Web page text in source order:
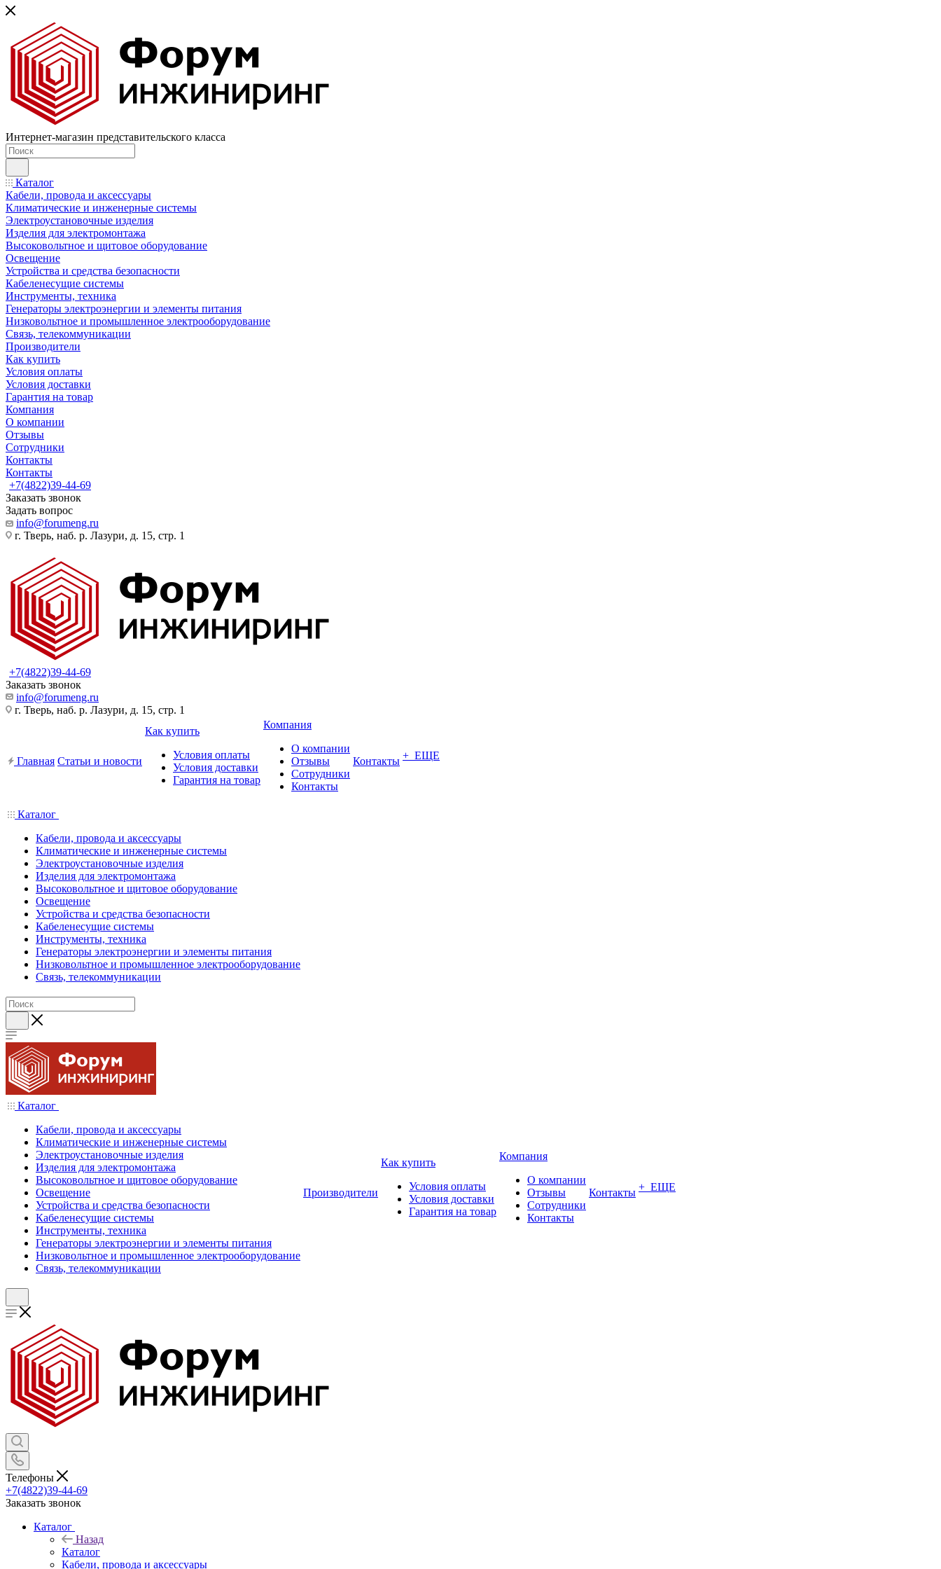
Интернет-магазин представительского класса
Каталог
Кабели, провода и аксессуары
Климатические и инженерные системы
Электроустановочные изделия
Изделия для электромонтажа
Высоковольтное и щитовое оборудование
Освещение
Устройства и средства безопасности
Кабеленесущие системы
Инструменты, техника
Генераторы электроэнергии и элементы питания
Низковольтное и промышленное электрооборудование
Связь, телекоммуникации
Производители
Как купить
Условия оплаты
Условия доставки
Гарантия на товар
Компания
О компании
Отзывы
Сотрудники
Контакты
Контакты
+7(4822)39-44-69
Заказать звонок
Задать вопрос
info@forumeng.ru
г. Тверь, наб. р. Лазури, д. 15, стр. 1
+7(4822)39-44-69
Заказать звонок
info@forumeng.ru
г. Тверь, наб. р. Лазури, д. 15, стр. 1
Главная Статьи и новости
Как купить
Условия оплаты
Условия доставки
Гарантия на товар
Компания
О компании
Отзывы
Сотрудники
Контакты
Контакты + ЕЩЕ
Каталог
Кабели, провода и аксессуары
Климатические и инженерные системы
Электроустановочные изделия
Изделия для электромонтажа
Высоковольтное и щитовое оборудование
Освещение
Устройства и средства безопасности
Кабеленесущие системы
Инструменты, техника
Генераторы электроэнергии и элементы питания
Низковольтное и промышленное электрооборудование
Связь, телекоммуникации
Каталог
Кабели, провода и аксессуары
Климатические и инженерные системы
Электроустановочные изделия
Изделия для электромонтажа
Высоковольтное и щитовое оборудование
Освещение
Устройства и средства безопасности
Кабеленесущие системы
Инструменты, техника
Генераторы электроэнергии и элементы питания
Низковольтное и промышленное электрооборудование
Связь, телекоммуникации
Производители
Как купить
Условия оплаты
Условия доставки
Гарантия на товар
Компания
О компании
Отзывы
Сотрудники
Контакты
Контакты + ЕЩЕ
Телефоны
+7(4822)39-44-69
Заказать звонок
Каталог
Назад
Каталог
Кабели, провода и аксессуары